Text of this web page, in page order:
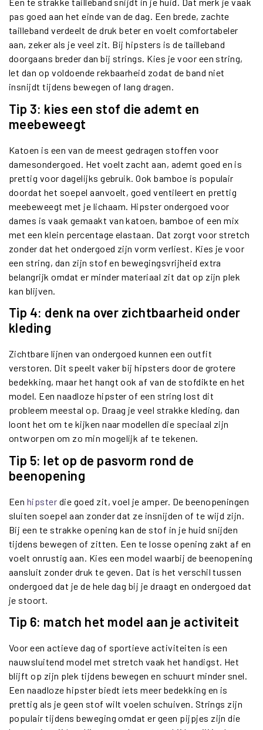
pas goed aan het einde van de dag. Een brede, zachte
tailleband verdeelt de druk beter en voelt comfortabeler
aan, zeker als je veel zit. Bij hipsters is de tailleband
doorgaans breder dan bij strings. Kies je voor een string,
let dan op voldoende rekbaarheid zodat de band niet
insnijdt tijdens bewegen of lang dragen.
Tip 3: kies een stof die ademt en
meebeweegt
Katoen is een van de meest gedragen stoffen voor
damesondergoed. Het voelt zacht aan, ademt goed en is
prettig voor dagelijks gebruik. Ook bamboe is populair
doordat het soepel aanvoelt, goed ventileert en prettig
meebeweegt met je lichaam. Hipster ondergoed voor
dames is vaak gemaakt van katoen, bamboe of een mix
met een klein percentage elastaan. Dat zorgt voor stretch
zonder dat het ondergoed zijn vorm verliest. Kies je voor
een string, dan zijn stof en bewegingsvrijheid extra
belangrijk omdat er minder materiaal zit dat op zijn plek
kan blijven.
Tip 4: denk na over zichtbaarheid onder
kleding
Zichtbare lijnen van ondergoed kunnen een outfit
verstoren. Dit speelt vaker bij hipsters door de grotere
bedekking, maar het hangt ook af van de stofdikte en het
model. Een naadloze hipster of een string lost dit
probleem meestal op. Draag je veel strakke kleding, dan
loont het om te kijken naar modellen die speciaal zijn
ontworpen om zo min mogelijk af te tekenen.
Tip 5: let op de pasvorm rond de
beenopening
Een hipster die goed zit, voel je amper. De beenopeningen
sluiten soepel aan zonder dat ze insnijden of te wijd zijn.
Bij een te strakke opening kan de stof in je huid snijden
tijdens bewegen of zitten. Een te losse opening zakt af en
voelt onrustig aan. Kies een model waarbij de beenopening
aansluit zonder druk te geven. Dat is het verschil tussen
ondergoed dat je de hele dag bij je draagt en ondergoed dat
je stoort.
Tip 6: match het model aan je activiteit
Voor een actieve dag of sportieve activiteiten is een
nauwsluitend model met stretch vaak het handigst. Het
blijft op zijn plek tijdens bewegen en schuurt minder snel.
Een naadloze hipster biedt iets meer bedekking en is
prettig als je geen stof wilt voelen schuiven. Strings zijn
populair tijdens beweging omdat er geen pijpjes zijn die